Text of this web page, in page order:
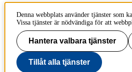
Denna webbplats använder tjänster som
Vissa tjänster är nödvändiga för att
Hantera valbara tjänster
Tillåt alla tjänster